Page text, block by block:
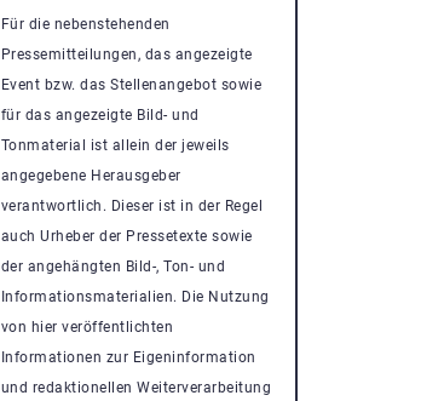
Für die nebenstehenden
Pressemitteilungen, das angezeigte
Event bzw. das Stellenangebot sowie
für das angezeigte Bild- und
Tonmaterial ist allein der jeweils
angegebene Herausgeber
verantwortlich. Dieser ist in der Regel
auch Urheber der Pressetexte sowie
der angehängten Bild-, Ton- und
Informationsmaterialien. Die Nutzung
von hier veröffentlichten
Informationen zur Eigeninformation
und redaktionellen Weiterverarbeitung